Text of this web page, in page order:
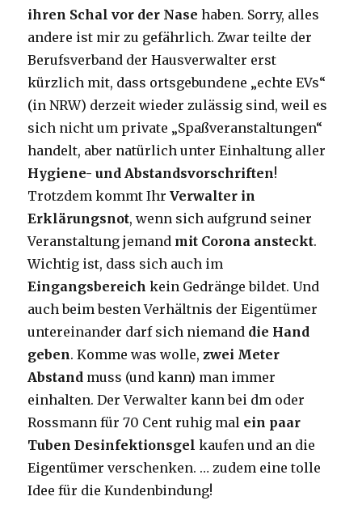
ihren Schal vor der Nase haben. Sorry, alles
andere ist mir zu gefährlich. Zwar teilte der
Berufsverband der Hausverwalter erst
kürzlich mit, dass ortsgebundene „echte EVs“
(in NRW) derzeit wieder zulässig sind, weil es
sich nicht um private „Spaßveranstaltungen“
handelt, aber natürlich unter Einhaltung aller
Hygiene- und Abstandsvorschriften!
Trotzdem kommt IhrVerwalter in
Erklärungsnot, wenn sich aufgrund seiner
Veranstaltung jemand mit Corona ansteckt.
Wichtig ist, dass sich auch im
Eingangsbereich kein Gedränge bildet. Und
auch beim besten Verhältnis der Eigentümer
untereinander darf sich niemand die Hand
geben. Komme was wolle,zwei Meter
Abstand muss (und kann) man immer
einhalten. Der Verwalter kann bei dm oder
Rossmann für 70 Cent ruhig mal ein paar
Tuben Desinfektionsgel kaufen und an die
Eigentümer verschenken. … zudem eine tolle
Idee für die Kundenbindung!